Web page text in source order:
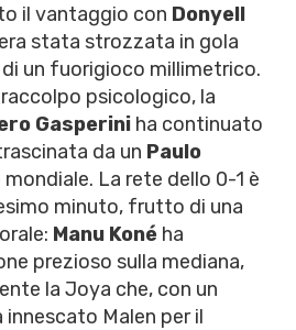
il vantaggio con Donyell
stata strozzata in gola
un fuorigioco millimetrico.
psicologico, la
Gasperini ha continuato
da un Paulo
La rete dello 0-1 è
minuto, frutto di una
Manu Koné ha
prezioso sulla mediana,
la Joya che, con un
Malen per il